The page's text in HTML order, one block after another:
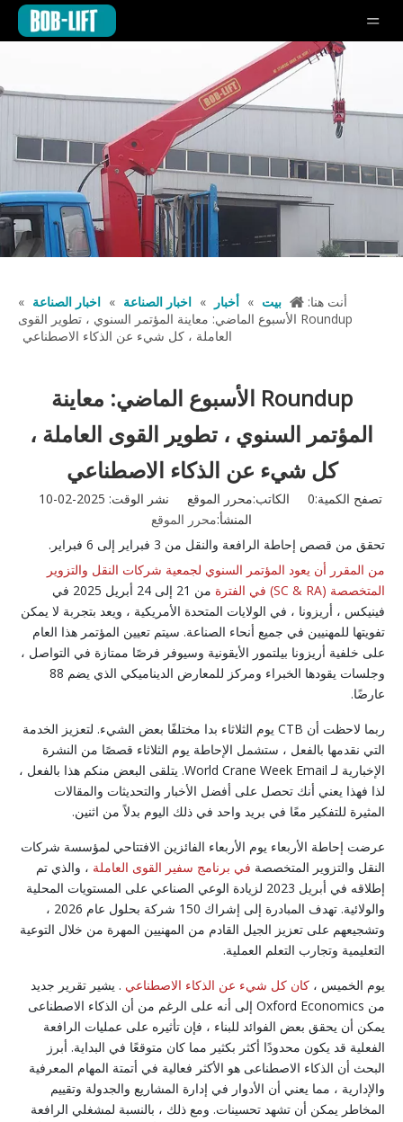
أنت هنا: بيت » أخبار » اخبار الصناعة » اخبار الصناعة »
Roundup الأسبوع الماضي: معاينة المؤتمر السنوي ، تطوير القوى
العاملة ، كل شيء عن الذكاء الاصطناعي
Roundup الأسبوع الماضي: معاينة
المؤتمر السنوي ، تطوير القوى العاملة ،
كل شيء عن الذكاء الاصطناعي
تصفح الكمية:0
المنشأ:محرر الموقع
تحقق من قصص إحاطة الرافعة والنقل من 3 فبراير إلى 6 فبراير.
من المقرر أن يعود المؤتمر السنوي لجمعية شركات النقل والتزوير
المتخصصة (SC & RA) في الفترة
من 21 إلى 24 أبريل 2025 في
فينيكس ، أريزونا ، في الولايات المتحدة الأمريكية ، ويعد بتجربة لا يمكن
تفويتها للمهنيين في جميع أنحاء الصناعة. سيتم تعيين المؤتمر هذا العام
على خلفية أريزونا بيلتمور الأيقونية وسيوفر فرصًا ممتازة في التواصل ،
وجلسات يقودها الخبراء ومركز للمعارض الديناميكي الذي يضم 88
عارضًا.
ربما لاحظت أن CTB يوم الثلاثاء بدا مختلفًا بعض الشيء. لتعزيز الخدمة
التي نقدمها بالفعل ، ستشمل الإحاطة يوم الثلاثاء قصصًا من النشرة
الإخبارية لـ World Crane Week Email. يتلقى البعض منكم هذا بالفعل ،
لذا فهذا يعني أنك تحصل على أفضل الأخبار والتحديثات والمقالات
المثيرة للتفكير معًا في بريد واحد في ذلك اليوم بدلاً من اثنين.
عرضت إحاطة الأربعاء يوم الأربعاء الفائزين الافتتاحي لمؤسسة شركات
النقل والتزوير المتخصصة في برنامج سفير القوى العاملة ، والذي تم
إطلاقه في أبريل 2023 لزيادة الوعي الصناعي على المستويات المحلية
والولائية. تهدف المبادرة إلى إشراك 150 شركة بحلول عام 2026 ،
وتشجيعهم على تعزيز الجيل القادم من المهنيين المهرة من خلال التوعية
التعليمية وتجارب التعلم العملية.
يوم الخميس ، كان كل شيء عن الذكاء الاصطناعي . يشير تقرير جديد
من Oxford Economics إلى أنه على الرغم من أن الذكاء الاصطناعى
يمكن أن يحقق بعض الفوائد للبناء ، فإن تأثيره على عمليات الرافعة
الفعلية قد يكون محدودًا أكثر بكثير مما كان متوقعًا في البداية. أبرز
البحث أن الذكاء الاصطناعى هو الأكثر فعالية في أتمتة المهام المعرفية
والإدارية ، مما يعني أن الأدوار في إدارة المشاريع والجدولة وتقييم
المخاطر يمكن أن تشهد تحسينات. ومع ذلك ، بالنسبة لمشغلي الرافعة